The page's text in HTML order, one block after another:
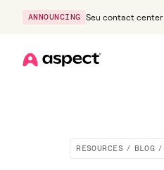
ANNOUNCING
Seu contact
RESOURCES / BLOG /